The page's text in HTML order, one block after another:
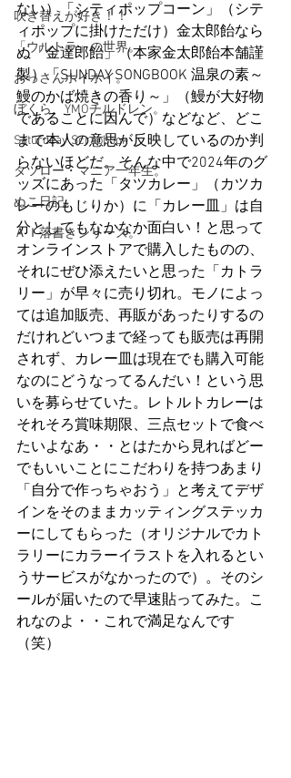
吹き替えが好き！！
「ウルトラ」の世界。
おっさんホイホイ。
ぼくら、YMOチルドレン。
Saturdeay Scrapbook
タツロー・マニア一年生。
ぬこ日記。
ＡＩ落書きシリーズ。
ない）「シティポップコーン」（シテ
ィポップに掛けただけ）金太郎飴なら
ぬ「金達郎飴」（本家金太郎飴本舗謹
製）「SUNDAY SONGBOOK 温泉の素～
鰻のかば焼きの香り～」（鰻が大好物
であることに因んで）などなど、どこ
まで本人の意思が反映しているのか判
らないほどだ。そんな中で2024年のグ
ッズにあった「タツカレー」（カツカ
レーのもじりか）に「カレー皿」は自
分としてもなかなか面白い！と思って
オンラインストアで購入したものの、
それにぜひ添えたいと思った「カトラ
リー」が早々に売り切れ。モノによっ
ては追加販売、再販があったりするの
だけれどいつまで経っても販売は再開
されず、カレー皿は現在でも購入可能
なのにどうなってるんだい！という思
いを募らせていた。レトルトカレーは
それそろ賞味期限、三点セットで食べ
たいよなあ・・とはたから見ればどー
でもいいことにこだわりを持つあまり
「自分で作っちゃおう」と考えてデザ
インをそのままカッティングステッカ
ーにしてもらった（オリジナルでカト
ラリーにカラーイラストを入れるとい
うサービスがなかったので）。そのシ
ールが届いたので早速貼ってみた。こ
れなのよ・・これで満足なんです
（笑）